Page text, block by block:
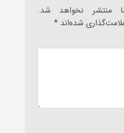
منتشر نخواهد شد.
شده‌اند *